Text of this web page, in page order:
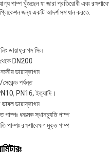
পাম্প খুঁজছেন যা জারা প্রতিরোধী এবং
জন্য একটি আদর্শ সমাধান করতে.
ডায়াফ্রাগম সিল
DN200
ডায়াফ্রাগম
পর্যন্ত
PN10, PN16, ইত্যাদি।
ডায়াফ্রাগম
পাম্পঃ ধনাত্মক স্থানচ্যুতি পাম্প
পাম্পঃ রক্ষণাবেক্ষণ মুক্ত পাম্প